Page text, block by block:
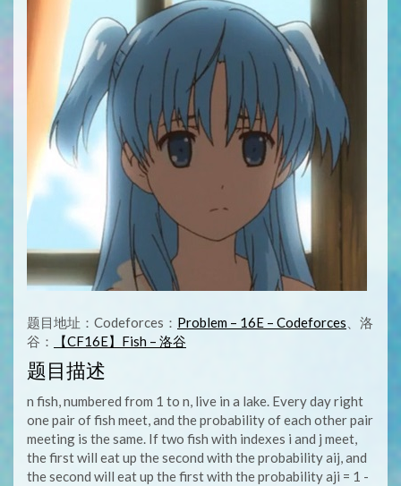
题目地址：Codeforces： Problem – 16E – Codeforces 、洛
谷：
【CF16E】Fish – 洛谷
题目描述
n fish, numbered from 1 to n, live in a lake. Every day right
one pair of fish meet, and the probability of each other pair
meeting is the same. If two fish with indexes i and j meet,
the first will eat up the second with the probability aij, and
the second will eat up the first with the probability aji = 1 -